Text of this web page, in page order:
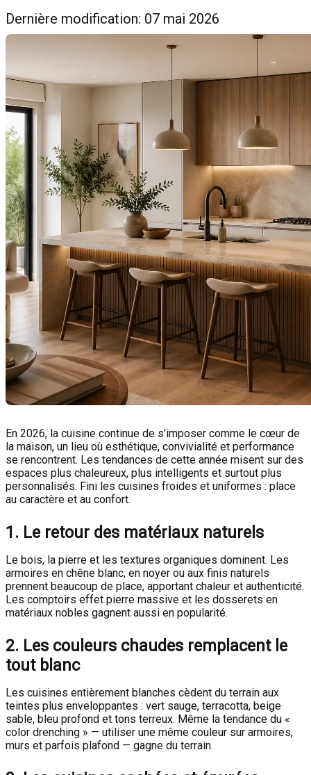
Dernière modification: 07 mai 2026
En 2026, la cuisine continue de s’imposer comme le cœur de
la maison, un lieu où esthétique, convivialité et performance
se rencontrent. Les tendances de cette année misent sur des
espaces plus chaleureux, plus intelligents et surtout plus
personnalisés. Fini les cuisines froides et uniformes : place
au caractère et au confort.
1. Le retour des matériaux naturels
Le bois, la pierre et les textures organiques dominent. Les
armoires en chêne blanc, en noyer ou aux finis naturels
prennent beaucoup de place, apportant chaleur et authenticité.
Les comptoirs effet pierre massive et les dosserets en
matériaux nobles gagnent aussi en popularité.
2. Les couleurs chaudes remplacent le
tout blanc
Les cuisines entièrement blanches cèdent du terrain aux
teintes plus enveloppantes : vert sauge, terracotta, beige
sable, bleu profond et tons terreux. Même la tendance du «
color drenching » — utiliser une même couleur sur armoires,
murs et parfois plafond — gagne du terrain.